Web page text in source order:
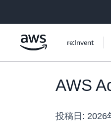
re:Invent
AWS
投稿日: 2026